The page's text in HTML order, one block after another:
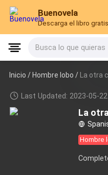
Buenovela
Descarga el libro
Busca lo que quieras
Inicio /Hombre lobo / La otra
Last Updated: 2023-05-22
La
Hombre